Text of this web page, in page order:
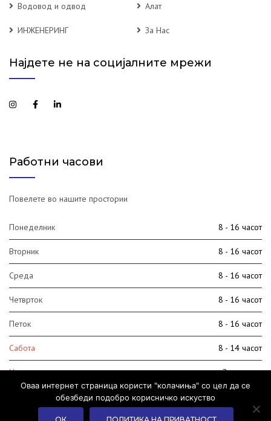
Водовод и одвод Алат
ИНЖЕНЕРИНГ За Нас
Најдете не на социјалните мрежи
Работни часови
Повелете во нашите простории
Понеделник 8 - 16 часот
Вторник 8 - 16 часот
Среда 8 - 16 часот
Четврток 8 - 16 часот
Петок 8 - 16 часот
Сабота 8 - 14 часот
Недела Затворено
Оваа интернет страница користи "колачиња" со цел да се
обезбеди подобро корисничко искуство